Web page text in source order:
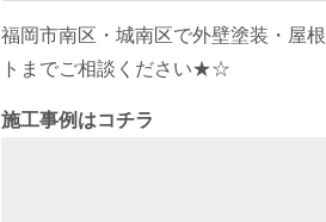
福岡市南区・城南区で外壁塗装・
トまでご相談ください★☆
施工事例はコチラ